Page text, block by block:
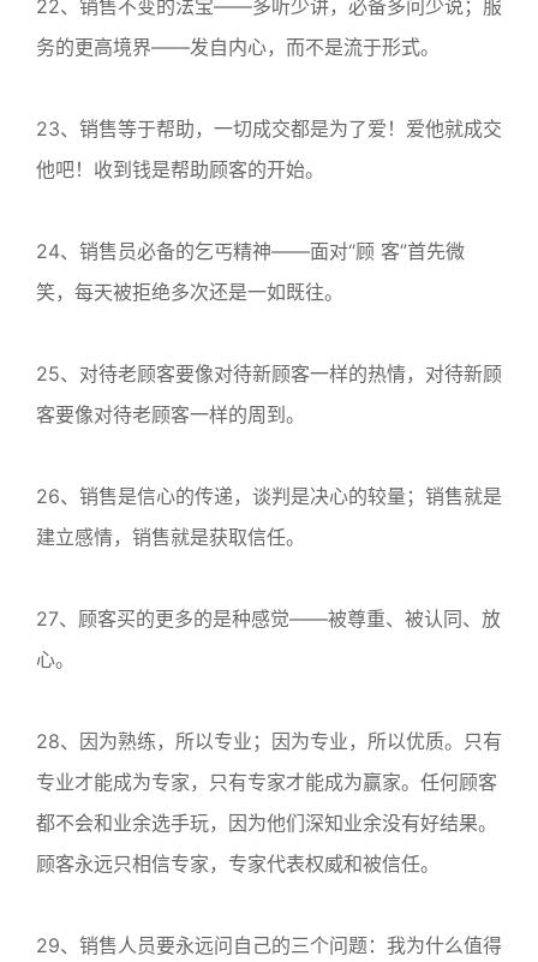
22、销售不变的法宝——多听少讲，必备多问少说；服
务的更高境界——发自内心，而不是流于形式。
23、销售等于帮助，一切成交都是为了爱！爱他就成交
他吧！收到钱是帮助顾客的开始。
24、销售员必备的乞丐精神——面对“顾 客”首先微
笑，每天被拒绝多次还是一如既往。
25、对待老顾客要像对待新顾客一样的热情，对待新顾
客要像对待老顾客一样的周到。
26、销售是信心的传递，谈判是决心的较量；销售就是
建立感情，销售就是获取信任。
27、顾客买的更多的是种感觉——被尊重、被认同、放
心。
28、因为熟练，所以专业；因为专业，所以优质。只有
专业才能成为专家，只有专家才能成为赢家。任何顾客
都不会和业余选手玩，因为他们深知业余没有好结果。
顾客永远只相信专家，专家代表权威和被信任。
29、销售人员要永远问自己的三个问题：我为什么值得